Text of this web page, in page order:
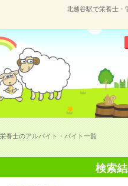
北越谷駅で栄養士・
養士のアルバイト・バイト一覧
検索